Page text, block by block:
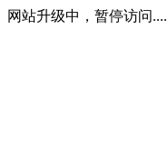
网站升级中，暂停访问....